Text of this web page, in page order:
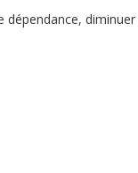
dépendance, diminuer